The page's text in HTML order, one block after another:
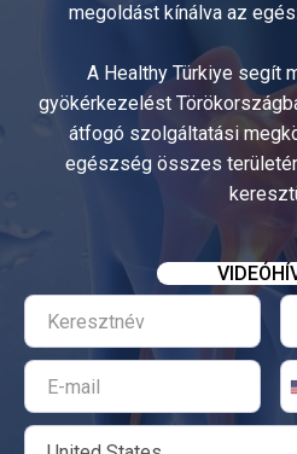
megoldást kínálva az
A Healthy Türkiye segít
gyökérkezelést
átfogó szolgáltatási
egészség összes